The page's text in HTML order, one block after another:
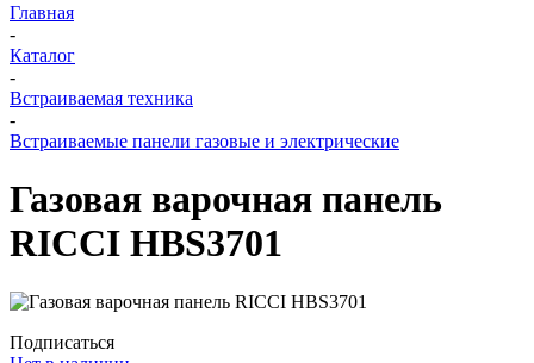
Главная
-
Каталог
-
Встраиваемая техника
-
Встраиваемые панели газовые и электрические
Газовая варочная панель
RICCI HBS3701
Подписаться